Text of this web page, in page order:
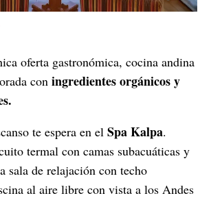
oferta gastronómica, cocina andina
con ingredientes orgánicos y
te espera en el Spa Kalpa.
termal con camas subacuáticas y
sala de relajación con techo
al aire libre con vista a los Andes